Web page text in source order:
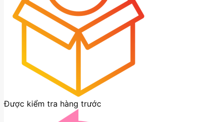
Được kiểm tra hàng trước